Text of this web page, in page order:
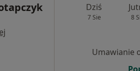
Dziś
7 Sie 8
Umawianie